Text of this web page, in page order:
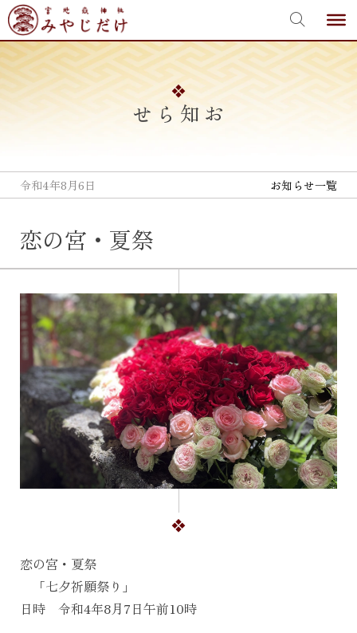
Skip
to
content
お知らせ
令和4年8月6日 お知らせ一覧
恋の宮・夏祭
恋の宮・夏祭
「七夕祈願祭り」
日時 令和4年8月7日午前10時